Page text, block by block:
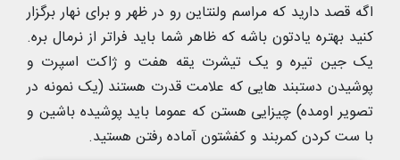
اگه قصد دارید که مراسم ولنتاین رو در ظهر و برای نهار برگزار
کنید بهتره یادتون باشه که ظاهر شما باید فراتر از نرمال بره.
یک جین تیره و یک تیشرت یقه هفت و ژاکت اسپرت و
پوشیدن دستبند هایی که علامت قدرت هستند (یک نمونه در
تصویر اومده) چیزایی هستن که عموما باید پوشیده باشین و
با ست کردن کمربند و کفشتون آماده رفتن هستید.